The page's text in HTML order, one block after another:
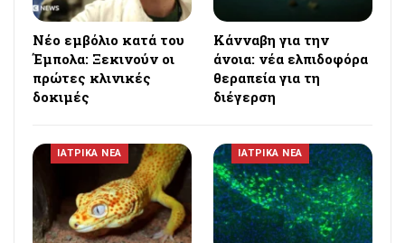
Νέο εμβόλιο κατά του
Έμπολα: Ξεκινούν οι
πρώτες κλινικές
δοκιμές
Κάνναβη για την
άνοια: νέα ελπιδοφόρα
θεραπεία για τη
διέγερση
ΙΑΤΡΙΚΑ ΝΕΑ ΙΑΤΡΙΚΑ ΝΕΑ